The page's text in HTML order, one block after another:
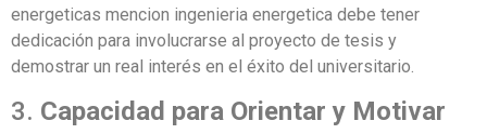
energeticas mencion ingenieria energetica debe tener
dedicación para involucrarse al proyecto de tesis y
demostrar un real interés en el éxito del universitario.
3. Capacidad para Orientar y Motivar